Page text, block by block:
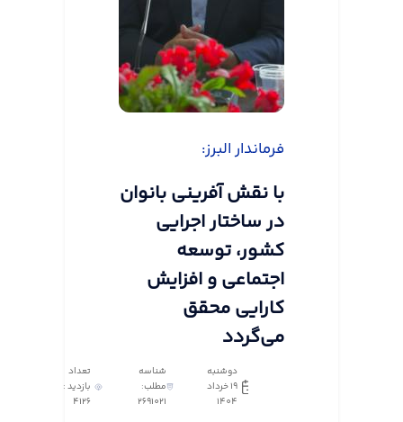
فرماندار البرز:
با نقش آفرینی بانوان
در ساختار اجرایی
کشور، توسعه
اجتماعی و افزایش
کارایی محقق
می‌گردد
دوشنبه
19 خرداد
1404
شناسه
مطلب:
2691021
تعداد
بازدید :
4126